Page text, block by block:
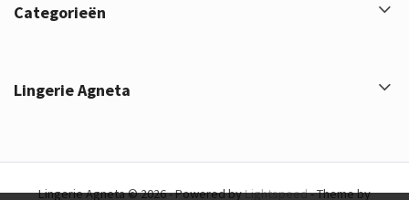
Categorieën
Lingerie Agneta
Lingerie Agneta © 2026 - Powered byLightspeed- Theme by